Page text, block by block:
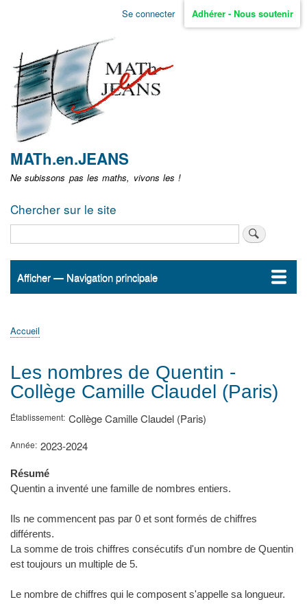
Aller
non
identifié
Se connecter Adhérer - Nous soutenir
MATh.en.JEANS
Ne subissons pas les maths, vivons les !
Chercher sur le site
Navigation
Afficher — Navigation principale
Accueil
ActualitésMATh.en.JEANS ?
Régions et Ateliers
Créer, gérer un atelier
Sujets/Publications
Congrès
d'Ariane
Accueil
Les nombres de Quentin -
Collège Camille Claudel (Paris)
Établissement Collège Camille Claudel (Paris)
Année 2023-2024
Résumé
Quentin a inventé une famille de nombres entiers.
Ils ne commencent pas par 0 et sont formés de chiffres
différents.
La somme de trois chiffres consécutifs d'un nombre de Quentin
est toujours un multiple de 5.
Le nombre de chiffres qui le composent s'appelle sa longueur.